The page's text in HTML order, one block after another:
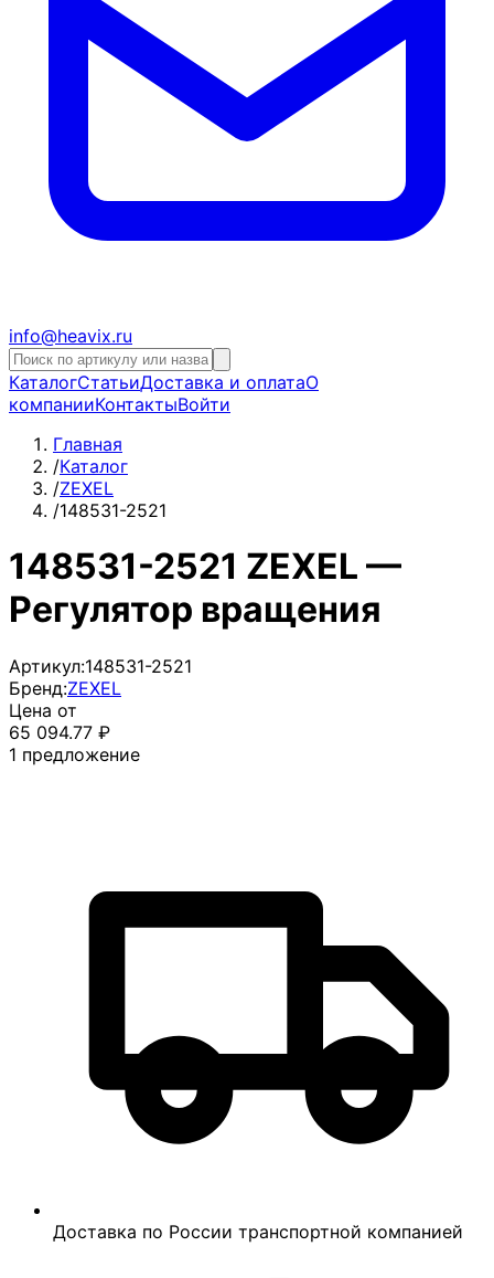
info@heavix.ru
КаталогСтатьиДоставка и оплатаО
компанииКонтактыВойти
Главная
/Каталог
/ZEXEL
/148531-2521
148531-2521 ZEXEL —
Регулятор вращения
Артикул:148531-2521
Бренд:ZEXEL
Цена от
65 094.77 ₽
1 предложение
Доставка по России транспортной компанией